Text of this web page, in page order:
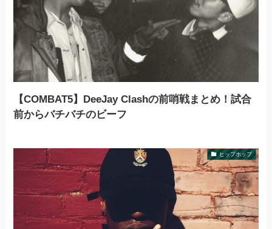
【COMBAT5】DeeJay Clashの前哨戦まとめ！試合
前からバチバチのビーフ
ヒップホップ